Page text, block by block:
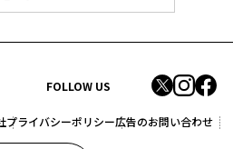
FOLLOW US
プライバシーポリシー広告のお問い合わせ